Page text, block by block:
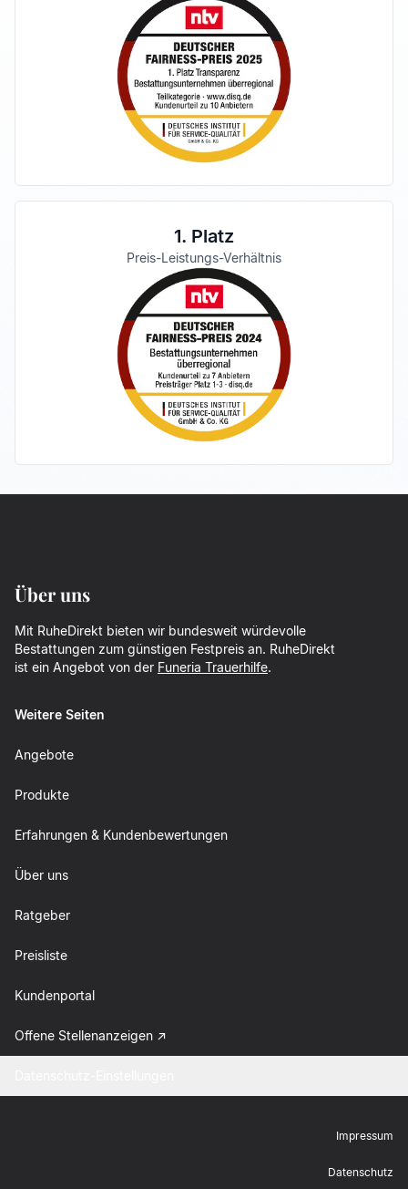
1. Platz
Preis-Leistungs-Verhältnis
Über uns
Mit RuheDirekt bieten wir bundesweit würdevolle
Bestattungen zum günstigen Festpreis an. RuheDirekt
ist ein Angebot von der Funeria Trauerhilfe.
Weitere Seiten
Angebote
Produkte
Erfahrungen & Kundenbewertungen
Über uns
Ratgeber
Preisliste
Kundenportal
Offene Stellenanzeigen
Impressum
Datenschutz